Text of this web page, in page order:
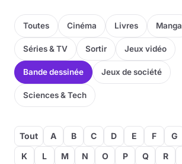
Toutes Cinéma Livres Manga
Séries & TV Sortir Jeux vidéo
Bande dessinée Jeux de société
Sciences & Tech
Tout A B C D E F G
K
L M N O P Q R